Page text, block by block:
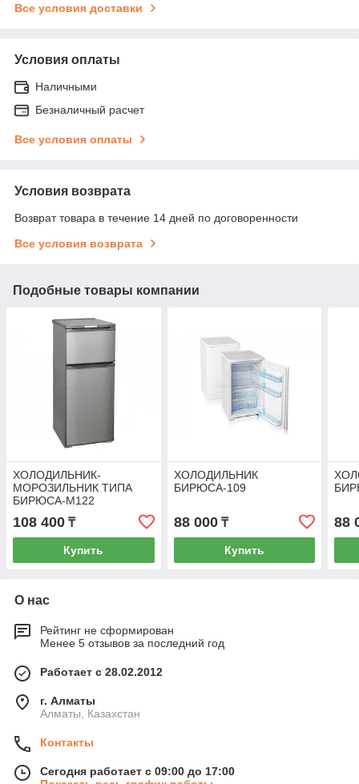
Все условия доставки
Условия оплаты
Наличными
Безналичный расчет
Все условия оплаты
Условия возврата
Возврат товара в течение 14 дней по договоренности
Все условия возврата
Подобные товары компании
ХОЛОДИЛЬНИК-
МОРОЗИЛЬНИК ТИПА
БИРЮСА-M122
108 400 ₸
Купить
ХОЛОДИЛЬНИК
БИРЮСА-109
88 000₸
Купить
88
О нас
Рейтинг не сформирован
Менее 5 отзывов за последний год
Работает с 28.02.2012
г. Алматы
Алматы, Казахстан
Контакты
Сегодня работает с 09:00 до 17:00